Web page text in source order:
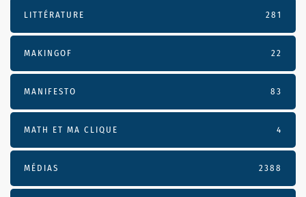
LITTÉRATURE 281
MAKINGOF 22
MANIFESTO 83
MATH ET MA CLIQUE 4
MÉDIAS 2388